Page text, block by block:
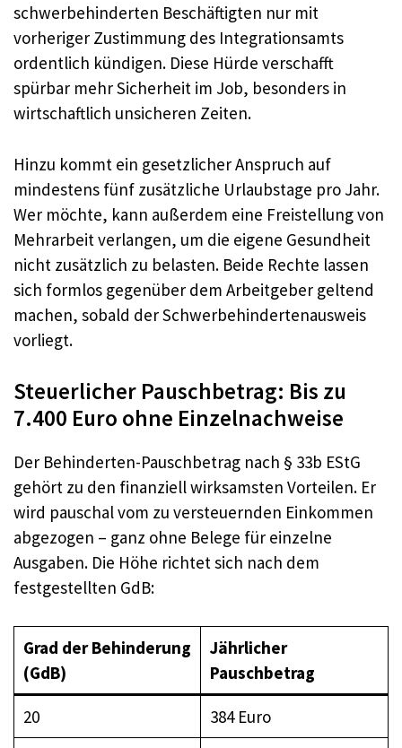
schwerbehinderten Beschäftigten nur mit
vorheriger Zustimmung des Integrationsamts
ordentlich kündigen. Diese Hürde verschafft
spürbar mehr Sicherheit im Job, besonders in
wirtschaftlich unsicheren Zeiten.
Hinzu kommt ein gesetzlicher Anspruch auf
mindestens fünf zusätzliche Urlaubstage pro Jahr.
Wer möchte, kann außerdem eine Freistellung von
Mehrarbeit verlangen, um die eigene Gesundheit
nicht zusätzlich zu belasten. Beide Rechte lassen
sich formlos gegenüber dem Arbeitgeber geltend
machen, sobald der Schwerbehindertenausweis
vorliegt.
Steuerlicher Pauschbetrag: Bis zu
7.400 Euro ohne Einzelnachweise
Der Behinderten-Pauschbetrag nach § 33b EStG
gehört zu den finanziell wirksamsten Vorteilen. Er
wird pauschal vom zu versteuernden Einkommen
abgezogen – ganz ohne Belege für einzelne
Ausgaben. Die Höhe richtet sich nach dem
festgestellten GdB:
Grad der Behinderung
(GdB)
Jährlicher
Pauschbetrag
20
384 Euro